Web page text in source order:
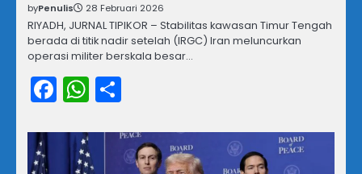
byPenulis 28 Februari 2026
RIYADH, JURNAL TIPIKOR – Stabilitas kawasan Timur Tengah
berada di titik nadir setelah (IRGC) Iran meluncurkan
operasi militer berskala besar…
Facebook
WhatsApp